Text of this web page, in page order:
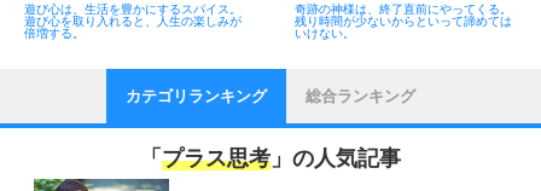
遊び心は、生活を豊かにするスパイス。
遊び心を取り入れると、人生の楽しみが
倍増する。
奇跡の神様は、終了直前にやってくる。
残り時間が少ないからといって諦めては
いけない。
カテゴリランキング 総合ランキング
「 プラス思考 」の人気記事